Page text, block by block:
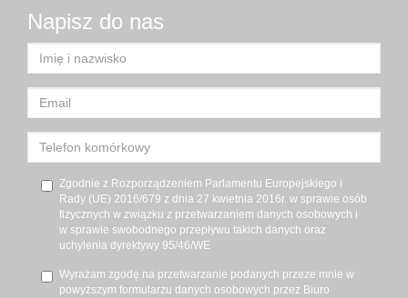
Napisz do nas
Zgodnie z Rozporządzeniem Parlamentu Europejskiego i
Rady (UE) 2016/679 z dnia 27 kwietnia 2016r. w sprawie osób
fizycznych w związku z przetwarzaniem danych osobowych i
w sprawie swobodnego przepływu takich danych oraz
uchylenia dyrektywy 95/46/WE
Wyrażam zgodę na przetwarzanie podanych przeze mnie w
powyższym formularzu danych osobowych przez Biuro